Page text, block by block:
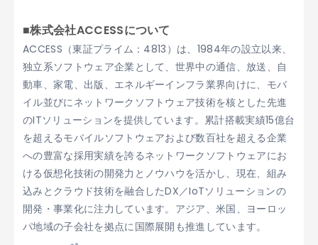
■株式会社ACCESSについて
ACCESS（東証プライム：4813）は、1984年の設立以来、
独立系ソフトウェア企業として、世界中の通信、放送、自
動車、家電、出版、エネルギーインフラ業界向けに、モバ
イル並びにネットワークソフトウェア技術を核とした先進
のITソリューションを提供しています。累計搭載実績15億台
を超えるモバイルソフトウェアおよび数百社を超える企業
への豊富な採用実績を誇るネットワークソフトウェアにお
ける仮想化技術の開発力とノウハウを活かし、現在、組み
込みとクラウド技術を融合したDX／IoTソリューションの
開発・事業化に注力しています。アジア、米国、ヨーロッ
パ地域の子会社を拠点に国際展開も推進しています。